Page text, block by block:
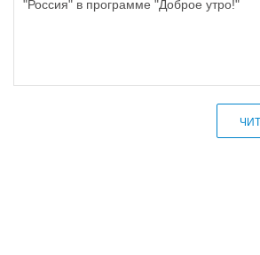
"Россия" в программе "Доброе утро!"